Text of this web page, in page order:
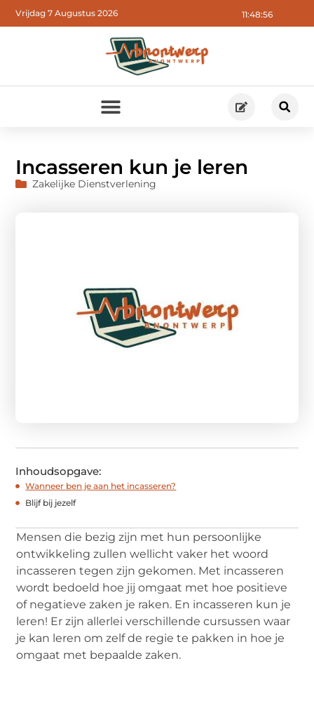
11:48:57
Vrijdag 7 Augustus 2026
Incasseren kun je leren
Zakelijke Dienstverlening
Inhoudsopgave:
Wanneer ben je aan het incasseren?
Blijf bij jezelf
Mensen die bezig zijn met hun persoonlijke
ontwikkeling zullen wellicht vaker het woord
incasseren tegen zijn gekomen. Met incasseren
wordt bedoeld hoe jij omgaat met hoe positieve
of negatieve zaken je raken. En incasseren kun je
leren! Er zijn allerlei verschillende cursussen waar
je kan leren om zelf de regie te pakken in hoe je
omgaat met bepaalde zaken.